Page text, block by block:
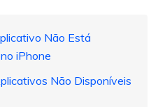
Não Está
iPhone
Não Disponíveis